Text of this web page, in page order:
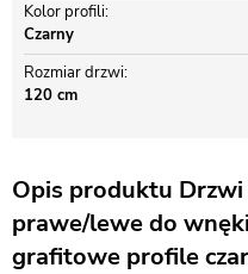
Kolor profili
Czarny
Rozmiar drzwi
120 cm
Opis produktu
prawe/lewe do
grafitowe profile